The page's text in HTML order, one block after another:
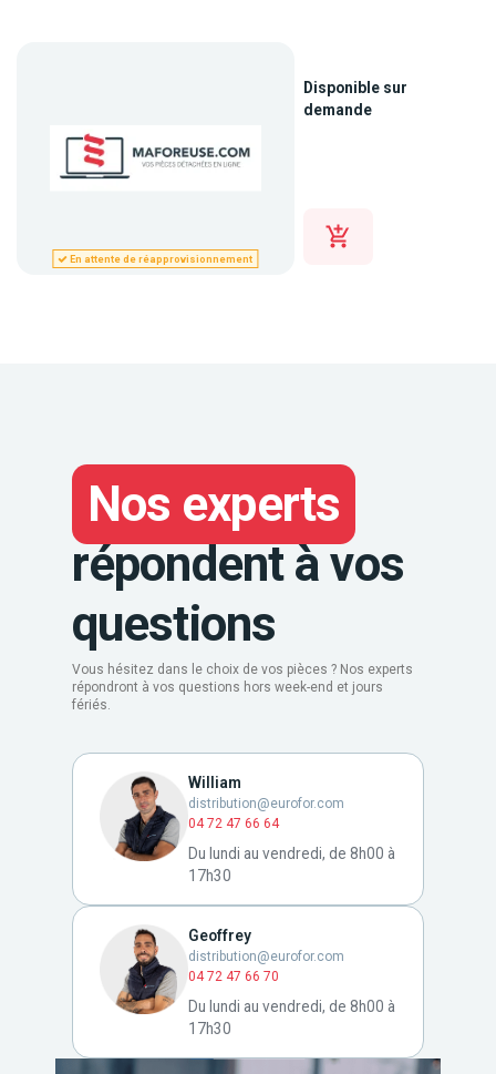
En attente de réapprovisionnement
Disponible sur
demande
Nos experts
répondent à vos
questions
Vous hésitez dans le choix de vos pièces ? Nos experts
répondront à vos questions hors week-end et jours
fériés.
William
distribution@eurofor.com
04 72 47 66 64
Du lundi au vendredi, de 8h00 à
17h30
Geoffrey
distribution@eurofor.com
04 72 47 66 70
Du lundi au vendredi, de 8h00 à
17h30